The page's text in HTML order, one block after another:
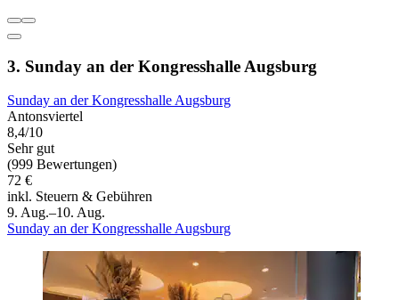
3. Sunday an der Kongresshalle Augsburg
Sunday an der Kongresshalle Augsburg
Antonsviertel
8,4/10
Sehr gut
(999 Bewertungen)
72 €
inkl. Steuern & Gebühren
9. Aug.–10. Aug.
Sunday an der Kongresshalle Augsburg